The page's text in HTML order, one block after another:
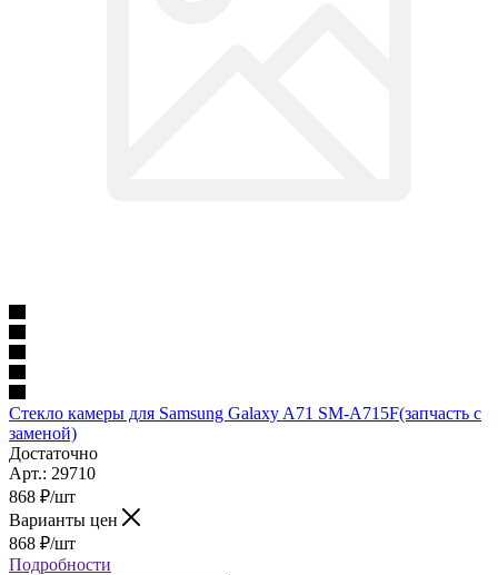
Стекло камеры для Samsung Galaxy A71 SM-A715F(запчасть с
заменой)
Достаточно
Арт.: 29710
868 ₽/шт
Варианты цен
868 ₽/шт
Подробности